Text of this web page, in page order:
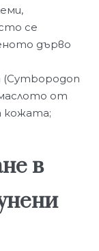
се
дърво
от
кожата;
в